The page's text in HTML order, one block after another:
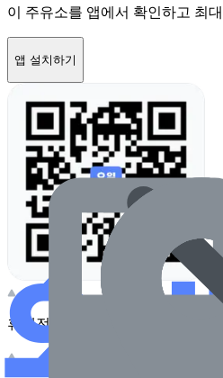
이 주유소를 앱에서 확인하고 최
앱 설치하기
휴대전화 카메라로 찍어보세요